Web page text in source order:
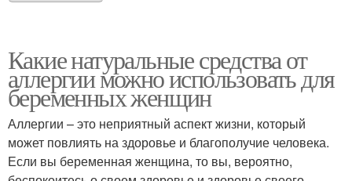
Какие натуральные средства от
аллергии можно использовать для
беременных женщин
Аллергии – это неприятный аспект жизни, который
может повлиять на здоровье и благополучие человека.
Если вы беременная женщина, то вы, вероятно,